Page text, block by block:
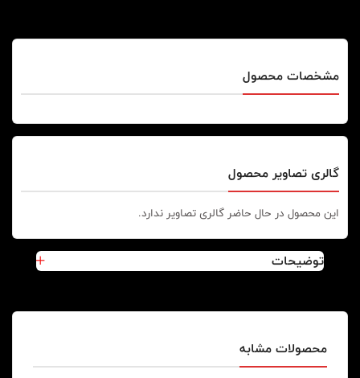
مشخصات محصول
گالری تصاویر محصول
این محصول در حال حاضر گالری تصاویر ندارد.
توضیحات
محصولات مشابه